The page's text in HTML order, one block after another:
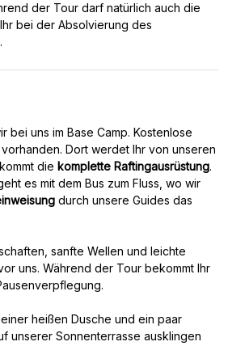
der Tour darf natürlich auch die
bei der Absolvierung des
bei uns im Base Camp. Kostenlose
Dort werdet Ihr von unseren
die komplette Raftingausrüstung.
es mit dem Bus zum Fluss, wo wir
durch unsere Guides das
sanfte Wellen und leichte
uns. Während der Tour bekommt Ihr
heißen Dusche und ein paar
unserer Sonnenterrasse ausklingen